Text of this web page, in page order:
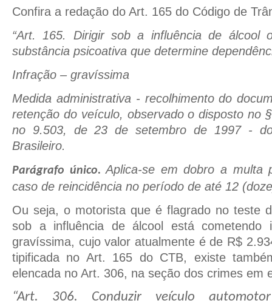
Confira a redação do Art. 165 do Código de
“Art. 165. Dirigir sob a influência de álcool
substância psicoativa que determine
Infração – gravíssima
Medida administrativa - recolhimento do
retenção do veículo, observado o disposto no
no 9.503, de 23 de setembro de 1997 -
Brasileiro.
Parágrafo único.Aplica-se em dobro a multa
caso de reincidência no período de até 12
Ou seja, o motorista que é flagrado no teste
sob a influência de álcool está cometendo
gravíssima, cujo valor atualmente é de R$
tipificada no Art. 165 do CTB, existe
elencada no Art. 306, na seção dos crimes em
“Art. 306. Conduzir veículo